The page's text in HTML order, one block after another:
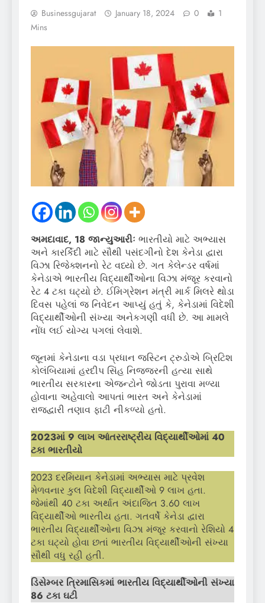
Businessgujarat January 18, 2024 0
1
Mins
અમદાવાદ, 18 જાન્યુઆરીઃ ભારતીયો માટે અભ્યાસ
અને કારર્કિદી માટે સૌથી પસંદગીનો દેશ કેનેડા દ્વારા
વિઝા રિજેક્શનનો રેટ વધ્યો છે. ગત કેલેન્ડર વર્ષમાં
કેનેડાએ ભારતીય વિદ્યાર્થીઓના વિઝા મંજૂર કરવાનો
રેટ 4 ટકા ઘટ્યો છે. ઈમિગ્રેશન મંત્રી માર્ક મિલરે થોડા
દિવસ પહેલાં જ નિવેદન આપ્યું હતું કે, કેનેડામાં વિદેશી
વિદ્યાર્થીઓની સંખ્યા અનેકગણી વધી છે. આ મામલે
નોંધ લઈ યોગ્ય પગલાં લેવાશે.
જૂનમાં કેનેડાના વડા પ્રધાન જસ્ટિન ટ્રુડોએ બ્રિટિશ
કોલંબિયામાં હરદીપ સિંહ નિજ્જરની હત્યા સાથે
ભારતીય સરકારના એજન્ટોને જોડતા પુરાવા મળ્યા
હોવાના અહેવાલો આપતાં ભારત અને કેનેડામાં
રાજદ્વારી તણાવ ફાટી નીકળ્યો હતો.
2023માં 9 લાખ આંતરરાષ્ટ્રીય વિદ્યાર્થીઓમાં 40
ટકા ભારતીયો
2023 દરમિયાન કેનેડામાં અભ્યાસ માટે પ્રવેશ
મેળવનાર કુલ વિદેશી વિદ્યાર્થીઓ 9 લાખ હતા.
જેમાંથી 40 ટકા અર્થાત અંદાજિત 3.60 લાખ
વિદ્યાર્થીઓ ભારતીય હતા. ગતવર્ષે કેનેડા દ્વારા
ભારતીય વિદ્યાર્થીઓના વિઝા મંજૂર કરવાનો રેશિયો 4
ટકા ઘટ્યો હોવા છતાં ભારતીય વિદ્યાર્થીઓની સંખ્યા
સૌથી વધુ રહી હતી.
ડિસેમ્બર ત્રિમાસિકમાં ભારતીય વિદ્યાર્થીઓની સંખ્યા
86 ટકા ઘટી